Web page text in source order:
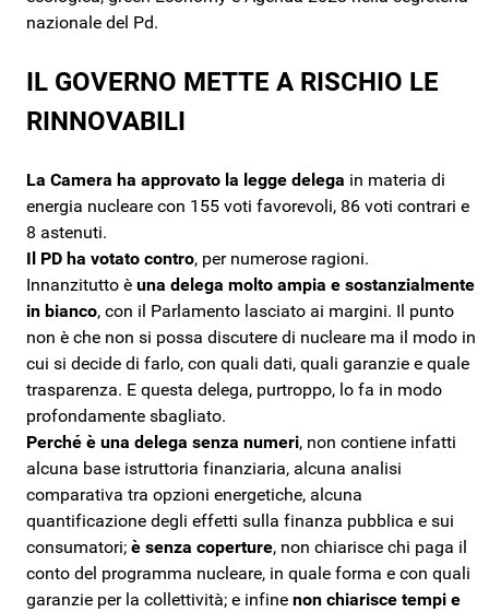
nazionale del Pd.
IL GOVERNO METTE A RISCHIO LE
RINNOVABILI
La Camera ha approvato la legge delega in materia di
energia nucleare con 155 voti favorevoli, 86 voti contrari e
8 astenuti.
Il PD ha votato contro, per numerose ragioni.
Innanzitutto è una delega molto ampia e sostanzialmente
in bianco, con il Parlamento lasciato ai margini. Il punto
non è che non si possa discutere di nucleare ma il modo in
cui si decide di farlo, con quali dati, quali garanzie e quale
trasparenza. E questa delega, purtroppo, lo fa in modo
profondamente sbagliato.
Perché è una delega senza numeri, non contiene infatti
alcuna base istruttoria finanziaria, alcuna analisi
comparativa tra opzioni energetiche, alcuna
quantificazione degli effetti sulla finanza pubblica e sui
consumatori; è senza coperture, non chiarisce chi paga il
conto del programma nucleare, in quale forma e con quali
garanzie per la collettività; e infine non chiarisce tempi e